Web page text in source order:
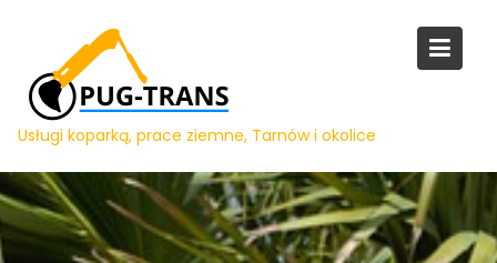
content
Usługi koparką, prace ziemne, Tarnów i okolice